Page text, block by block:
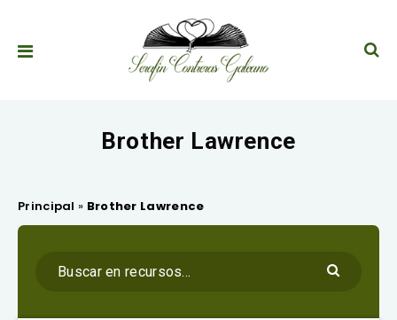
Brother Lawrence
Principal » Brother Lawrence